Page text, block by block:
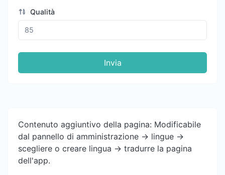
Qualità
Invia
Contenuto aggiuntivo della pagina: Modificabile
dal pannello di amministrazione -> lingue ->
scegliere o creare lingua -> tradurre la pagina
dell'app.